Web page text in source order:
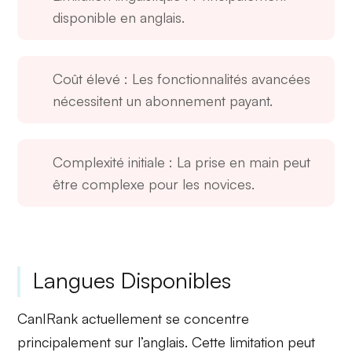
disponible en anglais.
Coût élevé : Les fonctionnalités avancées
nécessitent un abonnement payant.
Complexité initiale : La prise en main peut
être complexe pour les novices.
Langues Disponibles
CanIRank actuellement se concentre
principalement sur l’anglais. Cette limitation peut